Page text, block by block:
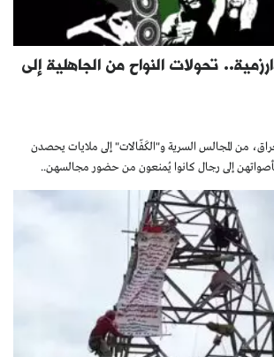
تحولات النواح من الجاهلية إلى
من المجالس السرية و"الكَفّالات" إلى ملايات يحصدن
إلى رجال كانوا يُمنعون من حضور مجالسهن..